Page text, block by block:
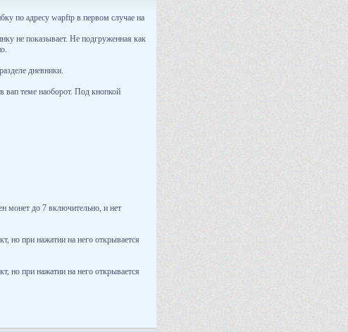
по адресу wapftp в первом случае на
не показывает. Не подгруженная как
дневники.
вап теме наоборот. Под кнопкой
монет до 7 включительно, и нет
но при нажатии на него открывается
но при нажатии на него открывается